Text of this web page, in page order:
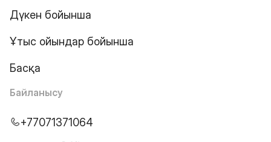
Дүкен бойынша
Ұтыс ойындар бойынша
Басқа
Байланысу
+77071371064